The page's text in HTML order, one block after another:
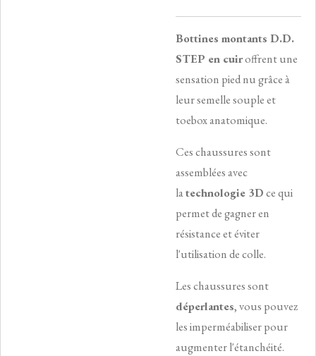
Bottines montants D.D.
STEP en cuiroffrent une
sensation pied nu grâce à
leur semelle souple et
toebox anatomique.
Ces chaussures sont
assemblées avec
latechnologie 3Dce qui
permet de gagner en
résistance et éviter
l'utilisation de colle.
Les chaussures sont
déperlantes, vous pouvez
les imperméabiliser pour
augmenter l'étanchéité.